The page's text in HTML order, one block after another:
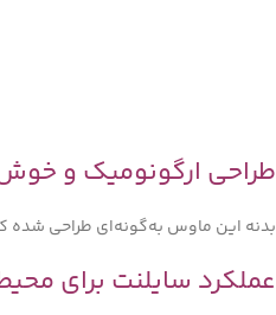
طراحی ارگونومیک و
بدنه این ماوس به‌گونه‌ای طراحی شده
عملکرد سایلنت برای